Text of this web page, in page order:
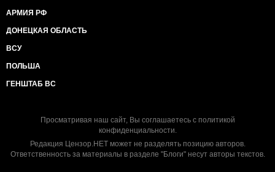
АРМИЯ РФ
ДОНЕЦКАЯ ОБЛАСТЬ
ВСУ
ПОЛЬША
ГЕНШТАБ ВС
Просматривая наш сайт, Вы соглашаетесь с политикой
конфиденциальности.
Редакция Цензор.НЕТ может не разделять позицию авторов.
Ответственность за материалы в разделе "Блоги" несут авторы текстов.